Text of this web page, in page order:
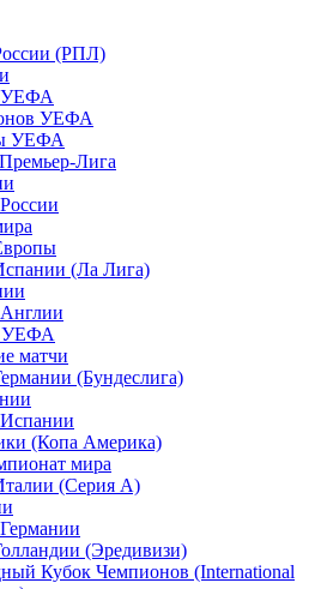
(РПЛ)
УЕФА
УЕФА
УЕФА
Лига
(Ла Лига)
УЕФА
матчи
(Бундеслига)
(Копа Америка)
мира
(Серия А)
(Эредивизи)
Кубок Чемпионов (International